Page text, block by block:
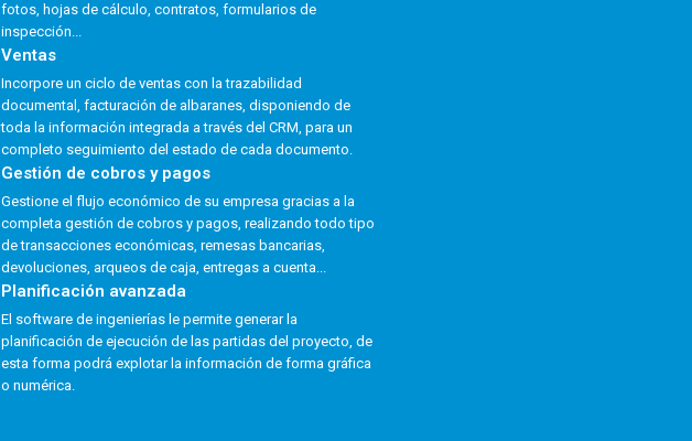
fotos, hojas de cálculo, contratos, formularios de
inspección...
Ventas
Incorpore un ciclo de ventas con la trazabilidad
documental, facturación de albaranes, disponiendo de
toda la información integrada a través del CRM, para un
completo seguimiento del estado de cada documento.
Gestión de cobros y pagos
Gestione el flujo económico de su empresa gracias a la
completa gestión de cobros y pagos, realizando todo tipo
de transacciones económicas, remesas bancarias,
devoluciones, arqueos de caja, entregas a cuenta...
Planificación avanzada
El software de ingenierías le permite generar la
planificación de ejecución de las partidas del proyecto, de
esta forma podrá explotar la información de forma gráfica
o numérica.